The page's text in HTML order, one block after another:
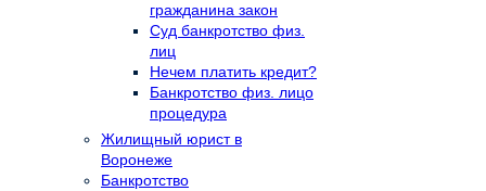
гражданина закон
Суд банкротство физ.
лиц
Нечем платить кредит?
Банкротство физ. лицо
процедура
Жилищный юрист в
Воронеже
Банкротство